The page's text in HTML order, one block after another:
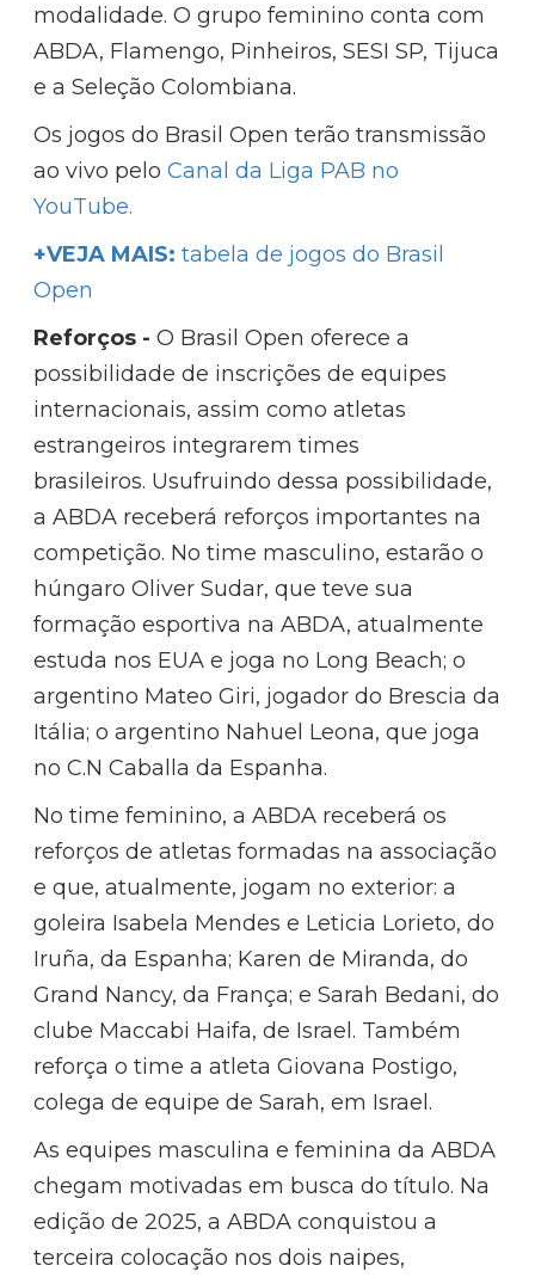
modalidade. O grupo feminino conta com
ABDA, Flamengo, Pinheiros, SESI SP, Tijuca
e a Seleção Colombiana.
Os jogos do Brasil Open terão transmissão
ao vivo peloCanal da Liga PAB no
YouTube.
+VEJA MAIS: tabela de jogos do Brasil
Open
Reforços -O Brasil Open oferece a
possibilidade de inscrições de equipes
internacionais, assim como atletas
estrangeiros integrarem times
brasileiros. Usufruindo dessa possibilidade,
a ABDA receberá reforços importantes na
competição. No time masculino, estarão o
húngaro Oliver Sudar, que teve sua
formação esportiva na ABDA, atualmente
estuda nos EUA e joga no Long Beach; o
argentino Mateo Giri, jogador do Brescia da
Itália; o argentino Nahuel Leona, que joga
no C.N Caballa da Espanha.
No time feminino, a ABDA receberá os
reforços de atletas formadas na associação
e que, atualmente, jogam no exterior: a
goleira Isabela Mendes e Leticia Lorieto, do
Iruña, da Espanha; Karen de Miranda, do
Grand Nancy, da França; e Sarah Bedani, do
clube Maccabi Haifa, de Israel. Também
reforça o time a atleta Giovana Postigo,
colega de equipe de Sarah, em Israel.
As equipes masculina e feminina da ABDA
chegam motivadas em busca do título. Na
edição de 2025, a ABDA conquistou a
terceira colocação nos dois naipes,